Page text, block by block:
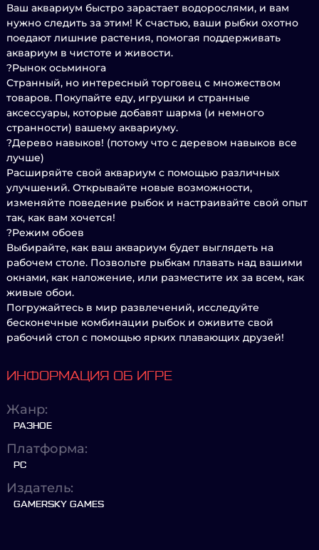
Ваш аквариум быстро зарастает водорослями, и вам
нужно следить за этим! К счастью, ваши рыбки охотно
поедают лишние растения, помогая поддерживать
аквариум в чистоте и живости.
?Рынок осьминога
Странный, но интересный торговец с множеством
товаров. Покупайте еду, игрушки и странные
аксессуары, которые добавят шарма (и немного
странности) вашему аквариуму.
?Дерево навыков! (потому что с деревом навыков все
лучше)
Расширяйте свой аквариум с помощью различных
улучшений. Открывайте новые возможности,
изменяйте поведение рыбок и настраивайте свой опыт
так, как вам хочется!
?️Режим обоев
Выбирайте, как ваш аквариум будет выглядеть на
рабочем столе. Позвольте рыбкам плавать над вашими
окнами, как наложение, или разместите их за всем, как
живые обои.
Погружайтесь в мир развлечений, исследуйте
бесконечные комбинации рыбок и оживите свой
рабочий стол с помощью ярких плавающих друзей!
ИНФОРМАЦИЯ ОБ ИГРЕ
Жанр:
РАЗНОЕ
Платформа:
PC
Издатель:
GAMERSKY GAMES